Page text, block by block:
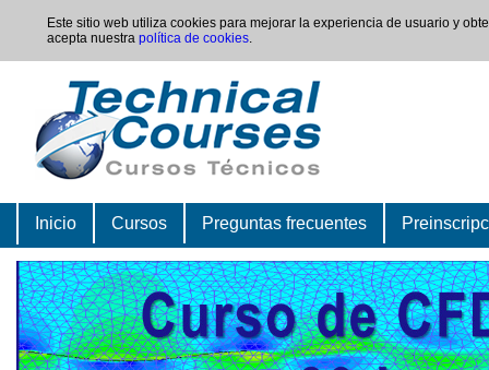
Este sitio web utiliza cookies para mejorar la experiencia de usuario y
acepta nuestra política de cookies.
Inicio Cursos Preguntas frecuentes